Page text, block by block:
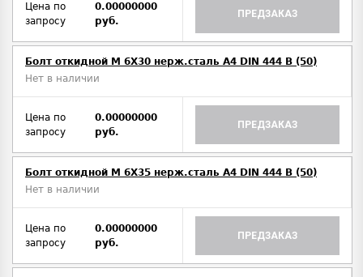
Цена по
запросу
0.00000000
руб.
ПРЕДЗАКАЗ
Болт откидной M 6Х30 нерж.сталь A4 DIN 444 B (50)
Нет в наличии
Цена по
запросу
0.00000000
руб.
ПРЕДЗАКАЗ
Болт откидной M 6Х35 нерж.сталь A4 DIN 444 B (50)
Нет в наличии
Цена по
запросу
0.00000000
руб.
ПРЕДЗАКАЗ